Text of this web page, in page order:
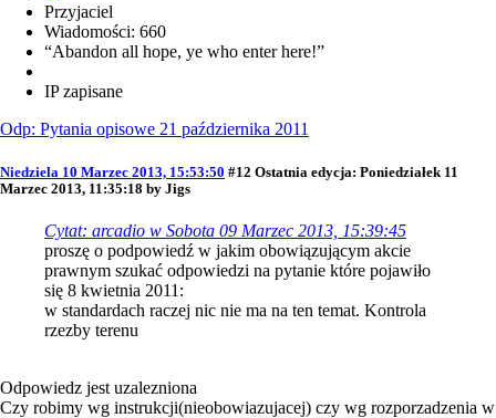
Przyjaciel
Wiadomości: 660
“Abandon all hope, ye who enter here!”
IP zapisane
Odp: Pytania opisowe 21 października 2011
Niedziela 10 Marzec 2013, 15:53:50 #12 Ostatnia edycja: Poniedziałek 11
Marzec 2013, 11:35:18 by Jigs
Cytat: arcadio w Sobota 09 Marzec 2013, 15:39:45
proszę o podpowiedź w jakim obowiązującym akcie
prawnym szukać odpowiedzi na pytanie które pojawiło
się 8 kwietnia 2011:
w standardach raczej nic nie ma na ten temat. Kontrola
rzezby terenu
Odpowiedz jest uzalezniona
Czy robimy wg instrukcji(nieobowiazujacej) czy wg rozporzadzenia w